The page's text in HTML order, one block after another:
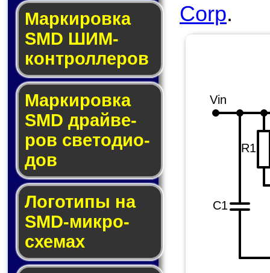
Маркировка
SMD ШИМ-
кон­трол­ле­ров
Маркировка
SMD драй­ве­
ров све­то­ди­о­
дов
Логотипы на
SMD-мик­ро­
схе­мах
Corp.
C1
Vin
R1